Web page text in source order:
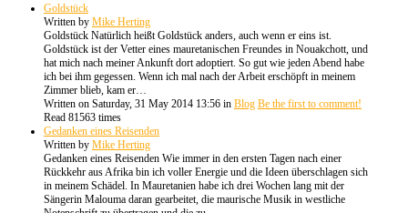
Goldstück
Written by Mike Herting
Goldstück Natürlich heißt Goldstück anders, auch wenn er eins ist.
Goldstück ist der Vetter eines mauretanischen Freundes in Nouakchott, und
hat mich nach meiner Ankunft dort adoptiert. So gut wie jeden Abend habe
ich bei ihm gegessen. Wenn ich mal nach der Arbeit erschöpft in meinem
Zimmer blieb, kam er…
Written on Saturday, 31 May 2014 13:56 in Blog Be the first to comment!
Read 81563 times
Gedanken eines Reisenden
Written by Mike Herting
Gedanken eines Reisenden Wie immer in den ersten Tagen nach einer
Rückkehr aus Afrika bin ich voller Energie und die Ideen überschlagen sich
in meinem Schädel. In Mauretanien habe ich drei Wochen lang mit der
Sängerin Malouma daran gearbeitet, die maurische Musik in westliche